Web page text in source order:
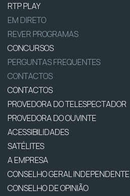
RTP PLAY
EM DIRETO
REVER PROGRAMAS
CONCURSOS
PERGUNTAS FREQUENTES
CONTACTOS
CONTACTOS
PROVEDORA DO TELESPECTADOR
PROVEDORA DO OUVINTE
ACESSIBILIDADES
SATÉLITES
A EMPRESA
CONSELHO GERAL INDEPENDENTE
CONSELHO DE OPINIÃO